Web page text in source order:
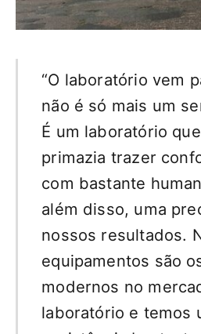
“O laboratório vem
não é só mais um
É um laboratório
primazia trazer
com bastante
além disso, uma
nossos resultados.
equipamentos são
modernos no
laboratório e temos